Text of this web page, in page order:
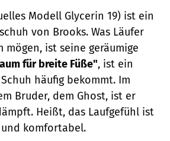
Modell Glycerin 19) ist ein
von Brooks. Was Läufer
mögen, ist seine geräumige
für breite Füße", ist ein
häufig bekommt. Im
Bruder, dem Ghost, ist er
Heißt, das Laufgefühl ist
komfortabel.